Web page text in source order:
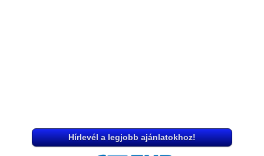
Hírlevél a legjobb ajánlatokhoz!